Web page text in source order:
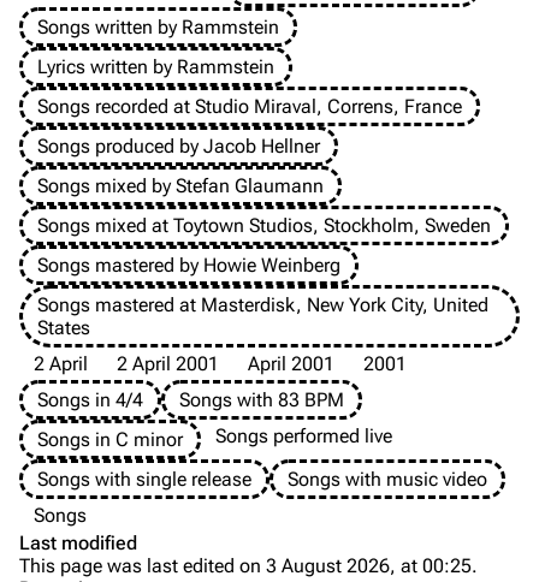
Information
Discography
Videography
Song list
Merchandise
Information
Discography
Videography
Song list
Tour dates
Merchandise
Till Lindemann
Information
Discography
Videography
Song list
Tour dates
Merchandise
Flake Lorenz
Discography
Videography
Song list
Background
Songs written by Rammstein
Lyrics written by Rammstein
Songs recorded at Studio Miraval, Correns, France
Songs produced by Jacob Hellner
Songs mixed by Stefan Glaumann
Songs mixed at Toytown Studios, Stockholm, Sweden
Songs mastered by Howie Weinberg
Songs mastered at Masterdisk, New York City, United
States
2 April
2 April 2001 April 2001
2001
Songs in 4/4
Songs with 83 BPM
Songs in C minor
Songs performed live
Songs with single release
Songs with music video
Songs
Last modified
This page was last edited on 3 August 2026, at 00:25.